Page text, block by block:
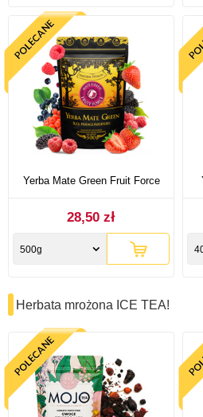
Yerba Mate Green Fruit Force
28,50 zł
500g
Herbata mrożona ICE TEA!